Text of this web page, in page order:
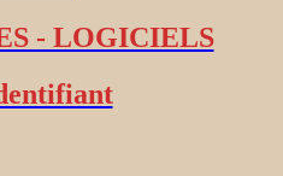
- LOGICIELS